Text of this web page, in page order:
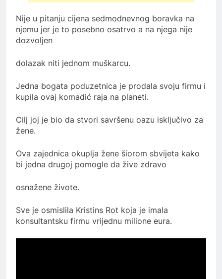
Nije u pitanju cijena sedmodnevnog boravka na
njemu jer je to posebno osatrvo a na njega nije
dozvoljen
dolazak niti jednom muškarcu.
Jedna bogata poduzetnica je prodala svoju firmu i
kupila ovaj komadić raja na planeti.
Cilj joj je bio da stvori savršenu oazu isključivo za
žene.
Ova zajednica okuplja žene šiorom sbvijeta kako
bi jedna drugoj pomogle da žive zdravo
osnažene živote.
Sve je osmislila Kristins Rot koja je imala
konsultantsku firmu vrijednu milione eura.